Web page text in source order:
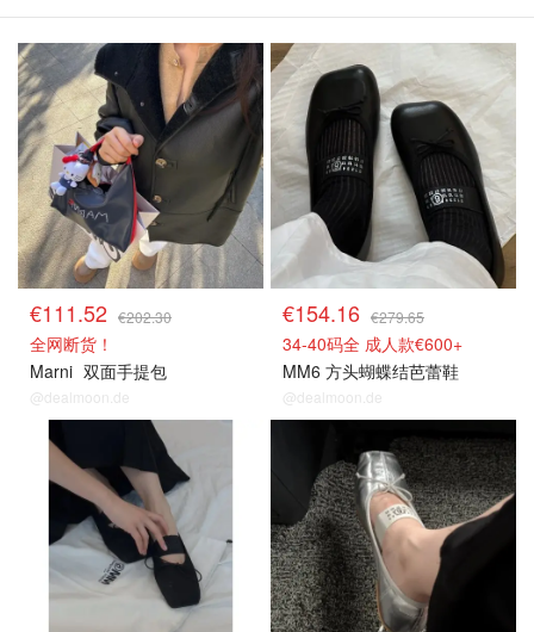
€111.52 €202.30
全网断货！
Marni 双面手提包
@dealmoon.de
€154.16 €279.65
34-40码全 成人款€600+
MM6 方头蝴蝶结芭蕾鞋
@dealmoon.de